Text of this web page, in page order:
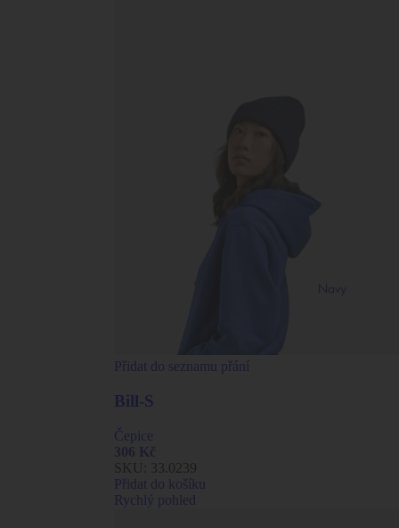
Přidat do seznamu přání
Bill-S
Čepice
SKU:
33.0239
Přidat do košíku
Rychlý pohled